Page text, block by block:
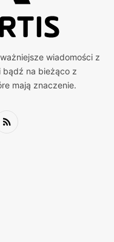
wiadomości z
bądź na bieżąco z
mają znaczenie.
RSS